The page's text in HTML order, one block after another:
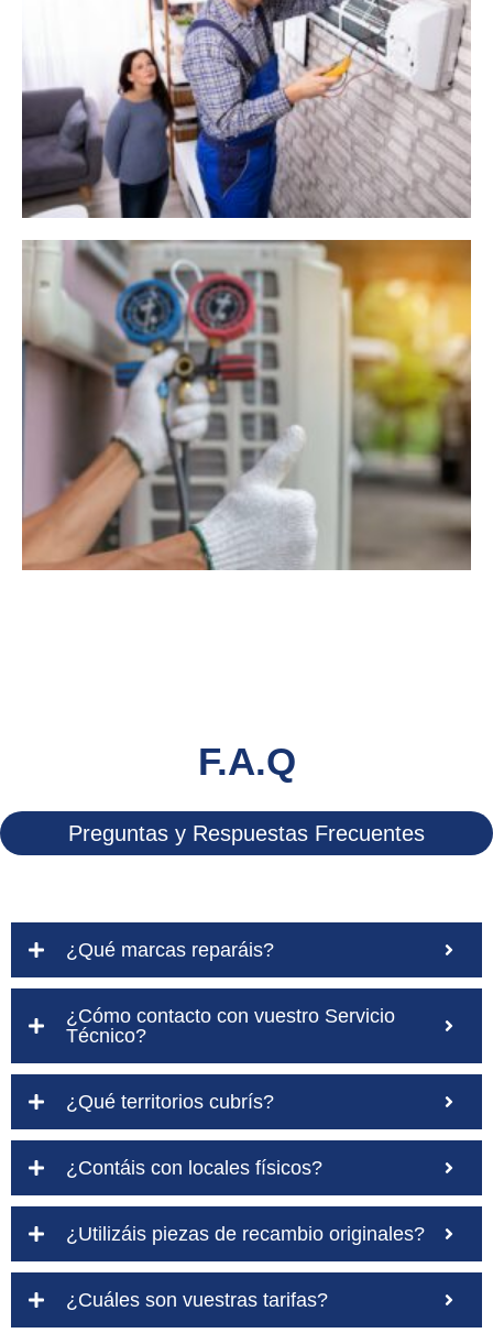
F.A.Q
Preguntas y Respuestas Frecuentes
¿Qué marcas reparáis?
¿Cómo contacto con vuestro Servicio
Técnico?
¿Qué territorios cubrís?
¿Contáis con locales físicos?
¿Utilizáis piezas de recambio originales?
¿Cuáles son vuestras tarifas?